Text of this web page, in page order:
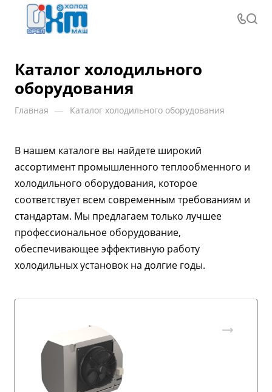
Каталог холодильного
оборудования
Главная — Каталог холодильного оборудования
В нашем каталоге вы найдете широкий
ассортимент промышленного теплообменного и
холодильного оборудования, которое
соответствует всем современным требованиям и
стандартам. Мы предлагаем только лучшее
профессиональное оборудование,
обеспечивающее эффективную работу
холодильных установок на долгие годы.